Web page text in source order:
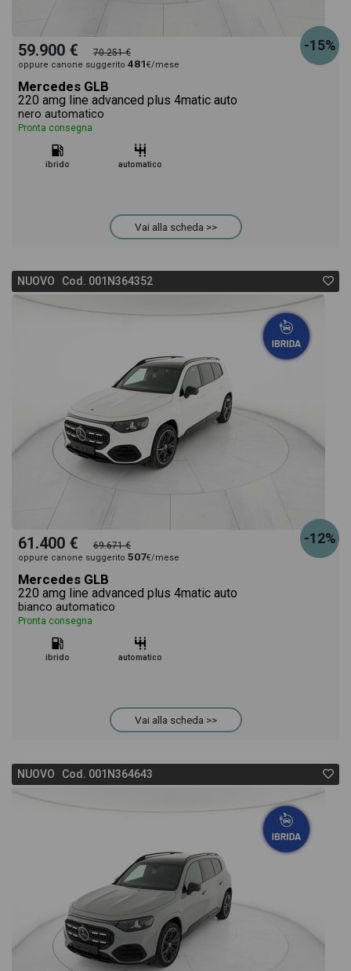
-15%
59.900 € 70.251 €
oppure canone suggerito 481€/mese
Mercedes GLB
220 amg line advanced plus 4matic auto
nero automatico
Pronta consegna
ibrido automatico
Vai alla scheda >>
NUOVO Cod. 001N364352
-12%
61.400 € 69.671 €
oppure canone suggerito 507€/mese
Mercedes GLB
220 amg line advanced plus 4matic auto
bianco automatico
Pronta consegna
ibrido automatico
Vai alla scheda >>
NUOVO Cod. 001N364643